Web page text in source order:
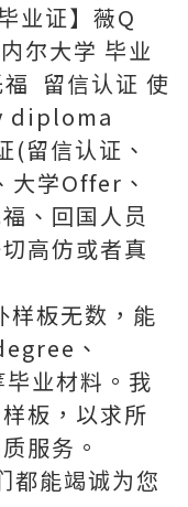
业证】薇Q
尔大学 毕业
留信认证 使
diploma
(留信认证、
大学Offer、
、回国人员
高仿或者真
样板无数，能
、
业材料。我
板，以求所
服务。
都能竭诚为您